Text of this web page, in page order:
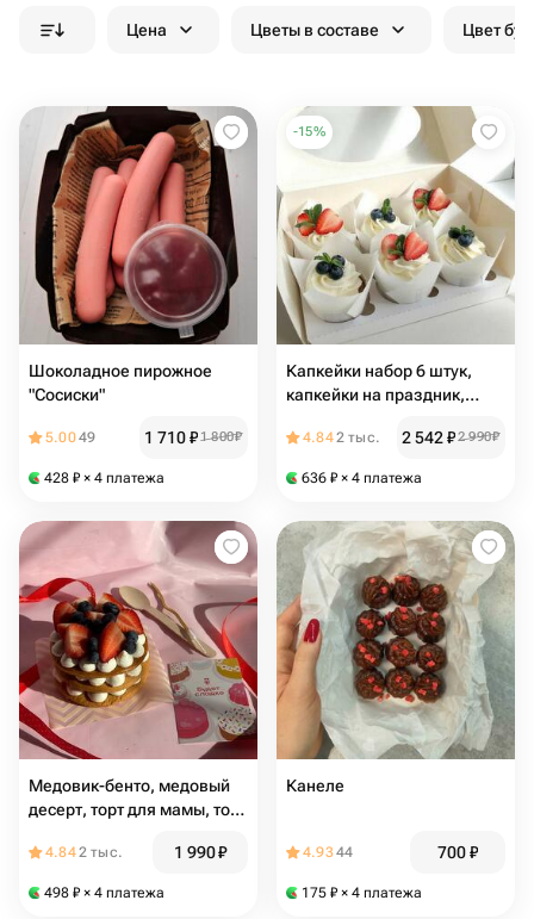
Цена Цветы в составе Цвет
Шоколадное пирожное
"Сосиски"
5.0049 1 710₽1 800₽
428 ₽ × 4 платежа
-15%
Капкейки набор 6 штук,
капкейки на праздник,
4.842 тыс. 2 542₽2 990₽
636 ₽ × 4 платежа
Медовик-бенто, медовый
десерт, торт для мамы, торт
4.842 тыс. 1 990₽
498 ₽ × 4 платежа
Канеле
4.9344 700₽
175 ₽ × 4 платежа